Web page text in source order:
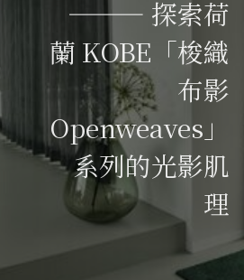
——— 探索荷
蘭 KOBE「梭織
布影
Openweaves」
系列的光影肌
理